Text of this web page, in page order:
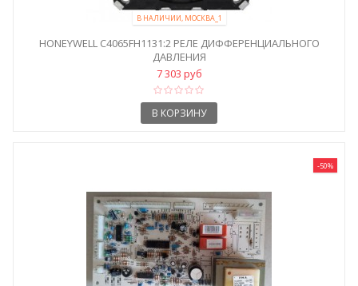
В НАЛИЧИИ, МОСКВА_1
HONEYWELL C4065FH1131:2 РЕЛЕ ДИФФЕРЕНЦИАЛЬНОГО
ДАВЛЕНИЯ
7 303 руб
В КОРЗИНУ
-50%